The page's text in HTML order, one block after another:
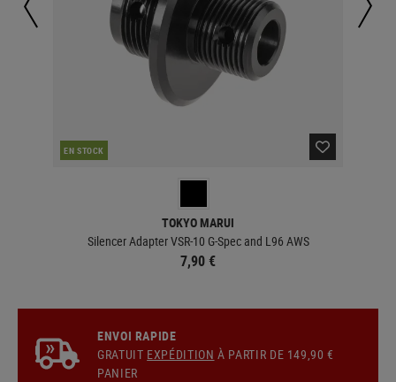
EN STOCK
TOKYO MARUI
Silencer Adapter VSR-10 G-Spec and L96 AWS
7,90 €
ENVOI RAPIDE
GRATUIT EXPÉDITION À PARTIR DE 149,90 €
PANIER